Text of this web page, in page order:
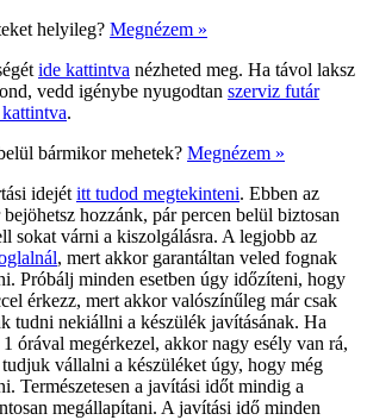
helyileg? Megnézem »
ide kattintva nézheted meg. Ha távol laksz
vedd igénybe nyugodtan szerviz futár
.
bármikor mehetek? Megnézem »
idejét itt tudod megtekinteni. Ebben az
hozzánk, pár percen belül biztosan
sokat várni a kiszolgálásra. A legjobb az
, mert akkor garantáltan veled fognak
Próbálj minden esetben úgy időzíteni, hogy
érkezz, mert akkor valószínűleg már csak
tudni nekiállni a készülék javításának. Ha
órával megérkezel, akkor nagy esély van rá,
vállalni a készüléket úgy, hogy még
Természetesen a javítási időt mindig a
megállapítani. A javítási idő minden